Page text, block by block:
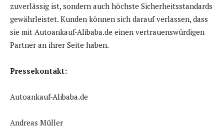
zuverlässig ist, sondern auch höchste Sicherheitsstandards
gewährleistet. Kunden können sich darauf verlassen, dass
sie mit Autoankauf-Alibaba.de einen vertrauenswürdigen
Partner an ihrer Seite haben.
Pressekontakt:
Autoankauf-Alibaba.de
Andreas Müller